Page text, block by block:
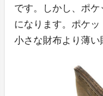
です。しかし、ポ
になります。ポケッ
小さな財布より薄い